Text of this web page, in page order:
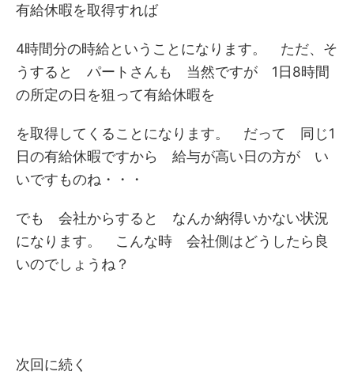
有給休暇を取得すれば
4時間分の時給ということになります。 ただ、そ
うすると パートさんも 当然ですが 1日8時間
の所定の日を狙って有給休暇を
を取得してくることになります。 だって 同じ1
日の有給休暇ですから 給与が高い日の方が い
いですものね・・・
でも 会社からすると なんか納得いかない状況
になります。 こんな時 会社側はどうしたら良
いのでしょうね？
次回に続く